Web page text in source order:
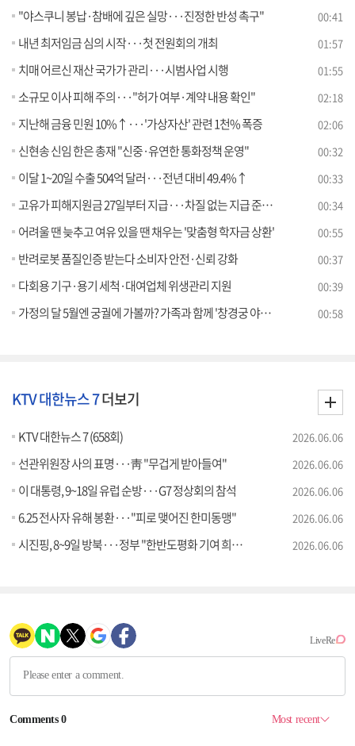
"야스쿠니 봉납·참배에 깊은 실망···진정한 반성 촉구" 00:41
내년 최저임금 심의 시작···첫 전원회의 개최 01:57
치매 어르신 재산 국가가 관리···시범사업 시행 01:55
소규모 이사 피해 주의···"허가 여부·계약 내용 확인" 02:18
지난해 금융 민원 10%↑···'가상자산' 관련 1천% 폭증 02:06
신현송 신임 한은 총재 "신중·유연한 통화정책 운영" 00:32
이달 1~20일 수출 504억 달러···전년 대비 49.4%↑ 00:33
고유가 피해지원금 27일부터 지급···차질 없는 지급 준비 당부 00:34
어려울 땐 늦추고 여유 있을 땐 채우는 '맞춤형 학자금 상환' 00:55
반려로봇 품질인증 받는다 소비자 안전·신뢰 강화 00:37
다회용 기구·용기 세척·대여업체 위생관리 지원 00:39
가정의 달 5월엔 궁궐에 가볼까? 가족과 함께 '창경궁 야연', '수라간 시식공감' 00:58
KTV 대한뉴스 7더보기
KTV 대한뉴스 7 (658회) 2026.06.06
선관위원장 사의 표명···靑 "무겁게 받아들여" 2026.06.06
이 대통령, 9~18일 유럽 순방···G7 정상회의 참석 2026.06.06
6.25 전사자 유해 봉환···"피로 맺어진 한미동맹" 2026.06.06
시진핑, 8~9일 방북···정부 "한반도평화 기여 희망" 2026.06.06